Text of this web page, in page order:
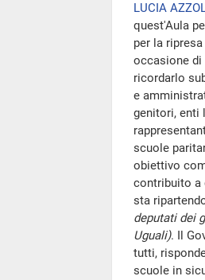
LUCIA
quest'Aula
per la
occasione di
ricordarlo
e
genitori, enti
scuole
obiettivo
contribuito a
sta
deputati dei
Uguali). Il
tutti,
scuole in